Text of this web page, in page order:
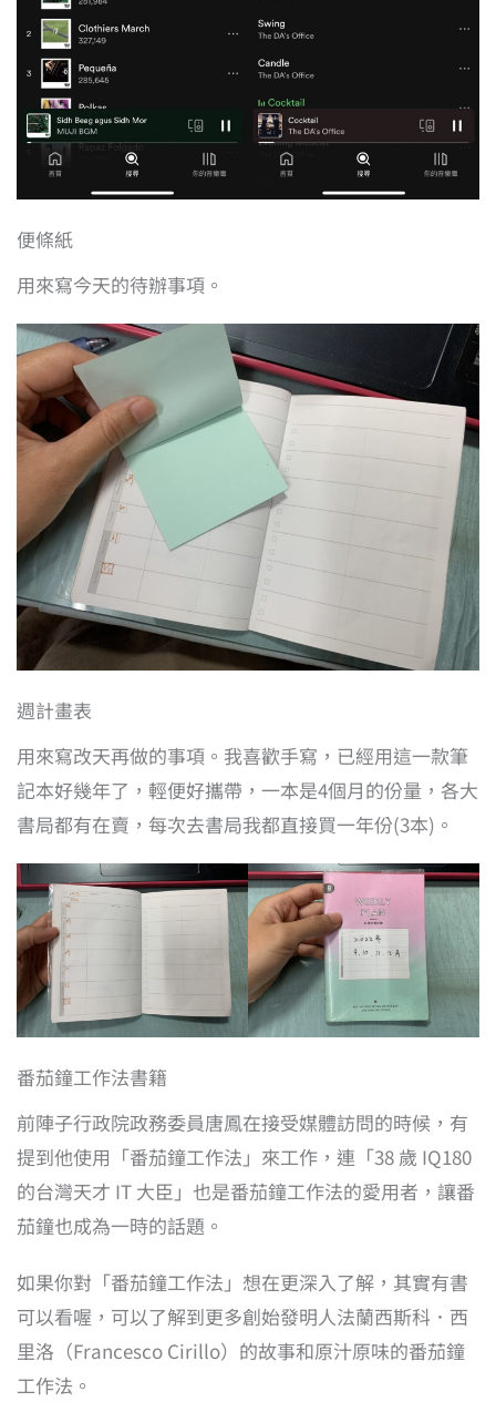
便條紙
用來寫今天的待辦事項。
週計畫表
用來寫改天再做的事項。我喜歡手寫，已經用這一款筆
記本好幾年了，輕便好攜帶，一本是4個月的份量，各大
書局都有在賣，每次去書局我都直接買一年份(3本)。
番茄鐘工作法書籍
前陣子行政院政務委員唐鳳在接受媒體訪問的時候，有
提到他使用「番茄鐘工作法」來工作，連「38 歲 IQ180
的台灣天才 IT 大臣」也是番茄鐘工作法的愛用者，讓番
茄鐘也成為一時的話題。
如果你對「番茄鐘工作法」想在更深入了解，其實有書
可以看喔，可以了解到更多創始發明人法蘭西斯科．西
里洛（Francesco Cirillo）的故事和原汁原味的番茄鐘
工作法。